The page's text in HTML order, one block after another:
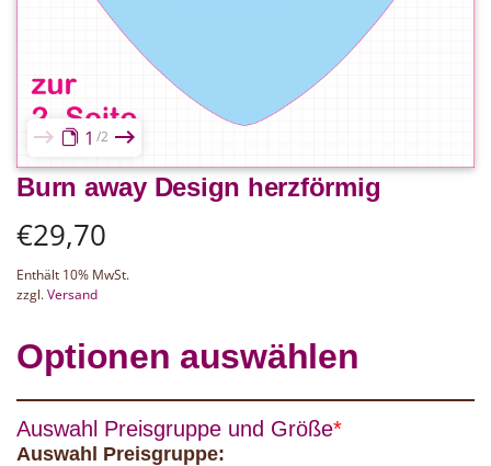
1 2
Burn away Design herzförmig
€29,70
Enthält 10% MwSt.
zzgl.Versand
Optionen auswählen
*
Auswahl Preisgruppe und Größe
Auswahl Preisgruppe: